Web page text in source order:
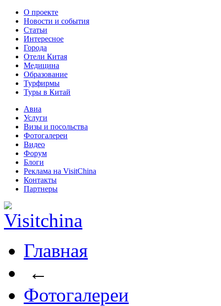
О проекте
Новости и события
Статьи
Интересное
Города
Отели Китая
Медицина
Образование
Турфирмы
Туры в Китай
Авиа
Услуги
Визы и посольства
Фотогалереи
Видео
Форум
Блоги
Реклама на VisitChina
Контакты
Партнеры
Главная
←
Фотогалереи